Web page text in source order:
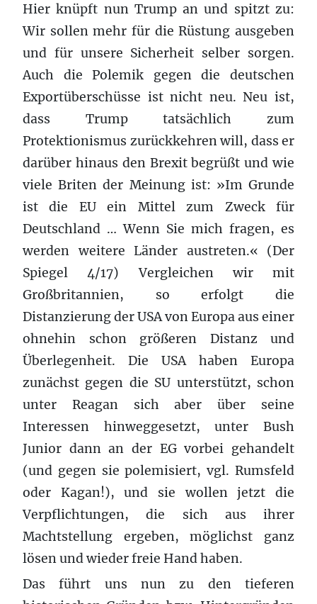
Hier knüpft nun Trump an und spitzt zu:
Wir sollen mehr für die Rüstung ausgeben
und für unsere Sicherheit selber sorgen.
Auch die Polemik gegen die deutschen
Exportüberschüsse ist nicht neu. Neu ist,
dass Trump tatsächlich zum
Protektionismus zurückkehren will, dass er
darüber hinaus den Brexit begrüßt und wie
viele Briten der Meinung ist: »Im Grunde
ist die EU ein Mittel zum Zweck für
Deutschland … Wenn Sie mich fragen, es
werden weitere Länder austreten.« (Der
Spiegel 4/17) Vergleichen wir mit
Großbritannien, so erfolgt die
Distanzierung der USA von Europa aus einer
ohnehin schon größeren Distanz und
Überlegenheit. Die USA haben Europa
zunächst gegen die SU unterstützt, schon
unter Reagan sich aber über seine
Interessen hinweggesetzt, unter Bush
Junior dann an der EG vorbei gehandelt
(und gegen sie polemisiert, vgl. Rumsfeld
oder Kagan!), und sie wollen jetzt die
Verpflichtungen, die sich aus ihrer
Machtstellung ergeben, möglichst ganz
lösen und wieder freie Hand haben.
Das führt uns nun zu den tieferen